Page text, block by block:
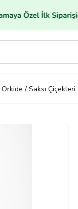
Orkide / Saksı Çiçekleri